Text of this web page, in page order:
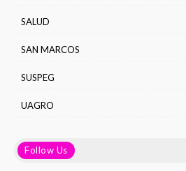
SALUD
SAN MARCOS
SUSPEG
UAGRO
Follow Us